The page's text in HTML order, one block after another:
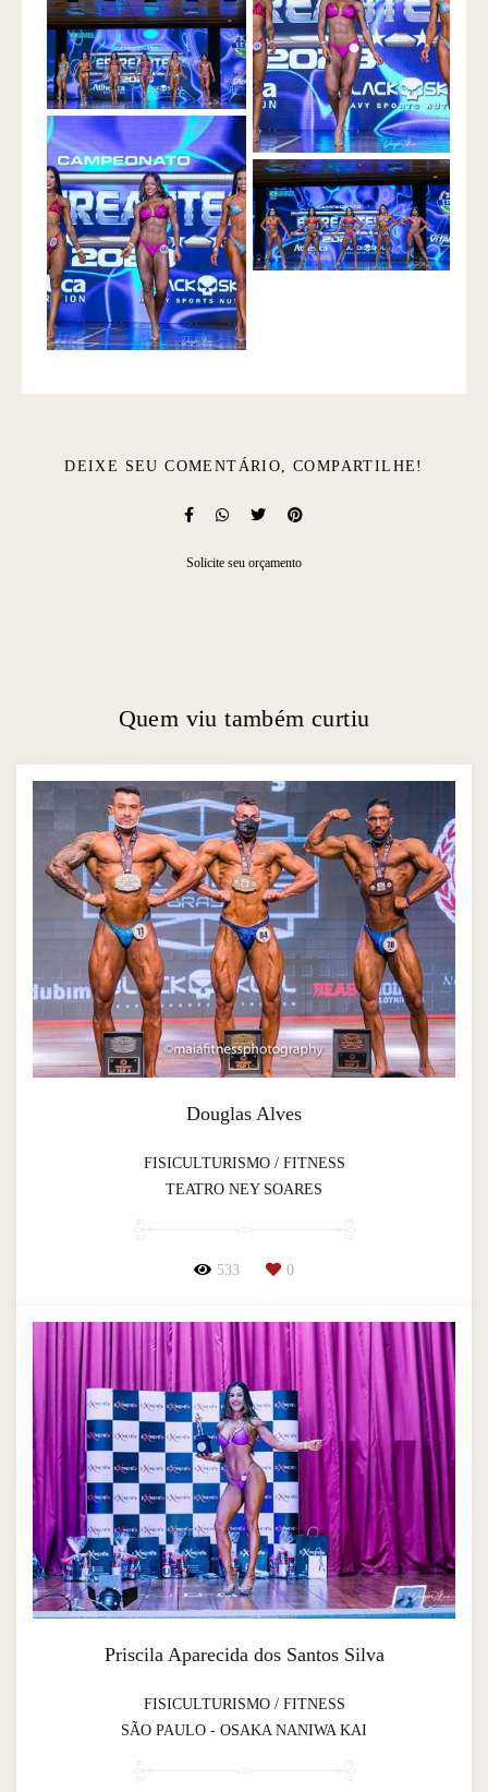
DEIXE SEU COMENTÁRIO, COMPARTILHE!
Solicite seu orçamento
Quem viu também curtiu
Douglas Alves
FISICULTURISMO / FITNESS
TEATRO NEY SOARES
533 0
Priscila Aparecida dos Santos Silva
FISICULTURISMO / FITNESS
SÃO PAULO - OSAKA NANIWA KAI